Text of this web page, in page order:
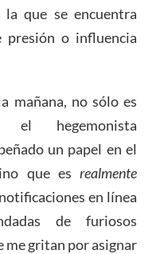
que se encuentra
o influencia
mañana, no sólo es
hegemonista
un papel en el
que esrealmente
en línea
de furiosos
me gritan por asignar